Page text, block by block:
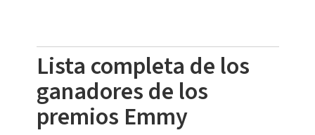
Lista completa de los
ganadores de los
premios Emmy